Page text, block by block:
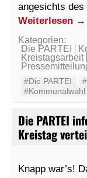
angesichts
Weiterlesen →
Kategorien:
Die PARTEI
Kreistagsarbeit
#Die PARTEI
#Kommunalwahl
Die PARTEI
Kreistag
Knapp war’s!